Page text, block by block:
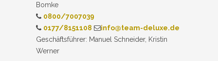
Bomke
0800/7007039
0177/8151108
info@team-deluxe.de
Geschäftsführer: Manuel Schneider, Kristin
Werner